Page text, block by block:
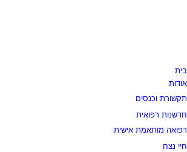
בית
אודות
תקשורת וכנסים
חדשנות רפואית
רפואה מותאמת אישית
חיי נצח